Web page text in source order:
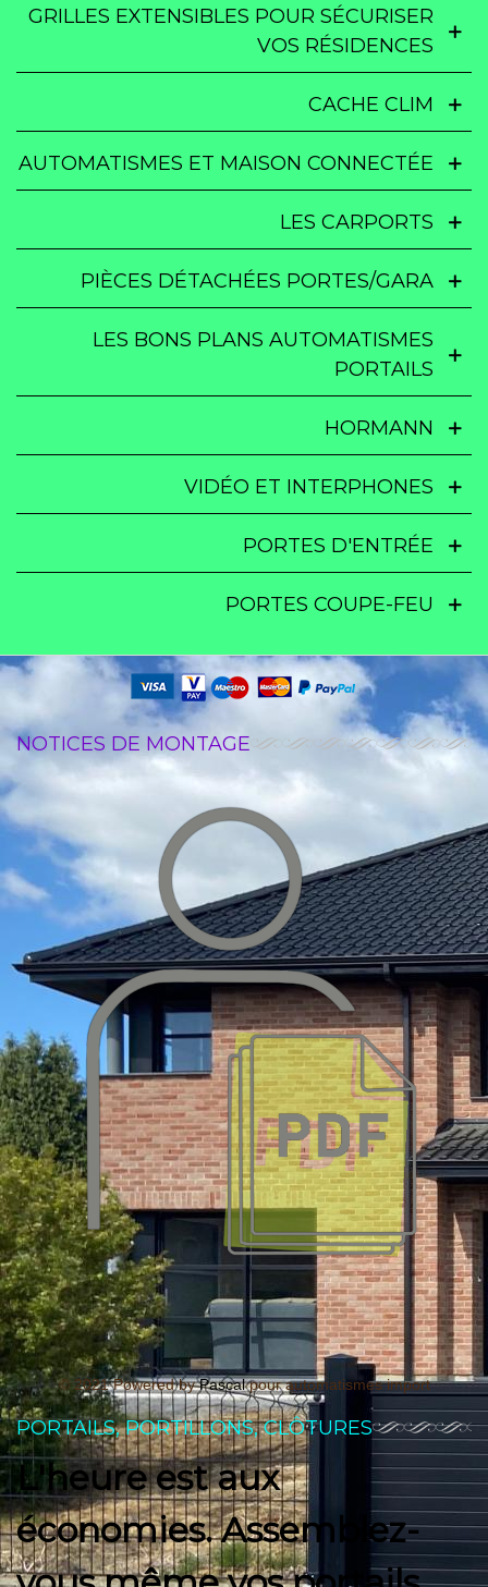
GRILLES EXTENSIBLES POUR SÉCURISER
VOS RÉSIDENCES
CACHE CLIM
AUTOMATISMES ET MAISON CONNECTÉE
LES CARPORTS
PIÈCES DÉTACHÉES PORTES/GARA
LES BONS PLANS AUTOMATISMES
PORTAILS
HORMANN
VIDÉO ET INTERPHONES
PORTES D'ENTRÉE
PORTES COUPE-FEU
NOTICES DE MONTAGE
© 2021 Powered byPascalpour automatismes import
PORTAILS, PORTILLONS, CLÔTURES
L'heure est aux
économies. Assemblez-